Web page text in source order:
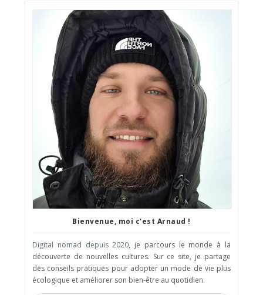
Bienvenue, moi c'est Arnaud !
Digital nomad depuis 2020, je parcours le monde à la
découverte de nouvelles cultures. Sur ce site, je partage
des conseils pratiques pour adopter un mode de vie plus
écologique et améliorer son bien-être au quotidien.